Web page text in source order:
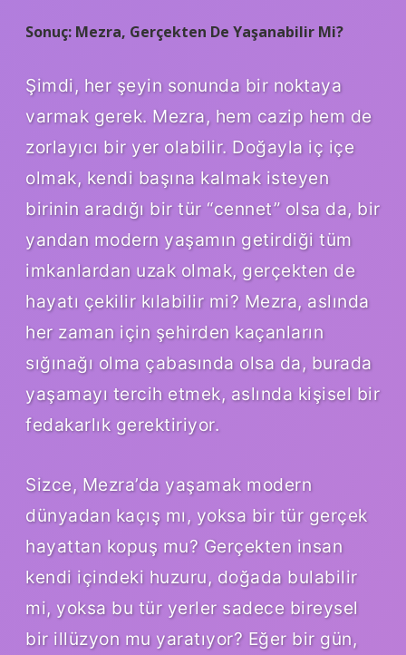
Sonuç: Mezra, Gerçekten De Yaşanabilir Mi?
Şimdi, her şeyin sonunda bir noktaya
varmak gerek. Mezra, hem cazip hem de
zorlayıcı bir yer olabilir. Doğayla iç içe
olmak, kendi başına kalmak isteyen
birinin aradığı bir tür “cennet” olsa da, bir
yandan modern yaşamın getirdiği tüm
imkanlardan uzak olmak, gerçekten de
hayatı çekilir kılabilir mi? Mezra, aslında
her zaman için şehirden kaçanların
sığınağı olma çabasında olsa da, burada
yaşamayı tercih etmek, aslında kişisel bir
fedakarlık gerektiriyor.
Sizce, Mezra’da yaşamak modern
dünyadan kaçış mı, yoksa bir tür gerçek
hayattan kopuş mu? Gerçekten insan
kendi içindeki huzuru, doğada bulabilir
mi, yoksa bu tür yerler sadece bireysel
bir illüzyon mu yaratıyor? Eğer bir gün,